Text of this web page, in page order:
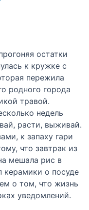
остатки
к кружке с
пережила
родного города
травой.
недель
расти, выживай.
к запаху гари
что завтрак из
мешала рис в
керамики о посуде
о том, что жизнь
уведомлений.